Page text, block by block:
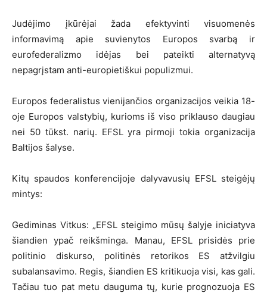
Judėjimo įkūrėjai žada efektyvinti visuomenės
informavimą apie suvienytos Europos svarbą ir
eurofederalizmo idėjas bei pateikti alternatyvą
nepagrįstam anti-europietiškui populizmui.
Europos federalistus vienijančios organizacijos veikia 18-
oje Europos valstybių, kurioms iš viso priklauso daugiau
nei 50 tūkst. narių. EFSL yra pirmoji tokia organizacija
Baltijos šalyse.
Kitų spaudos konferencijoje dalyvavusių EFSL steigėjų
mintys:
Gediminas Vitkus: „EFSL steigimo mūsų šalyje iniciatyva
šiandien ypač reikšminga. Manau, EFSL prisidės prie
politinio diskurso, politinės retorikos ES atžvilgiu
subalansavimo. Regis, šiandien ES kritikuoja visi, kas gali.
Tačiau tuo pat metu dauguma tų, kurie prognozuoja ES